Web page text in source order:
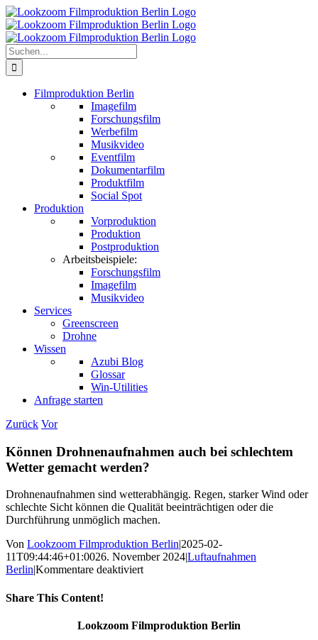
Zum
Inhalt
springen
Suche
nach:
Filmproduktion Berlin
Imagefilm
Forschungsfilm
Werbefilm
Musikvideo
Eventfilm
Dokumentarfilm
Produktfilm
Social Spot
Produktion
Vorproduktion
Produktion
Postproduktion
Arbeitsbeispiele:
Forschungsfilm
Imagefilm
Musikvideo
Services
Greenscreen
Drohne
Wissen
Azubi Blog
Glossar
Win-Utilities
Anfrage starten
Zurück Vor
Können Drohnenaufnahmen auch bei schlechtem
Wetter gemacht werden?
Drohnenaufnahmen sind wetterabhängig. Regen, starker Wind oder
schlechte Sicht können die Qualität beeinträchtigen oder die
Durchführung unmöglich machen.
Von Lookzoom Filmproduktion Berlin|2025-02-
11T09:44:46+01:0026. November 2024|Luftaufnahmen
Berlin|Kommentare deaktiviertfür
bei
schlechtem
Share This Content!
Lookzoom Filmproduktion Berlin